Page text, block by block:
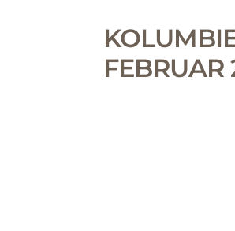
FEBRUAR